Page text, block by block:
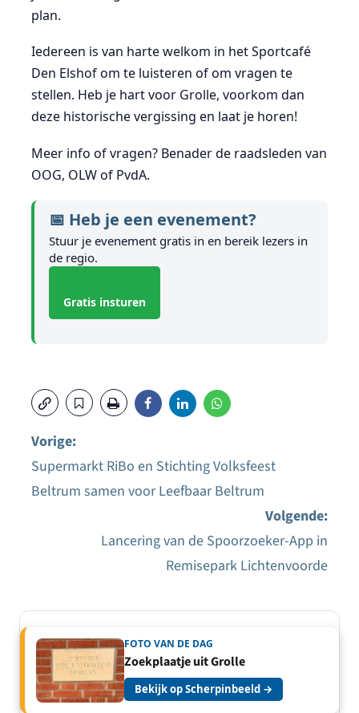
plan.
Iedereen is van harte welkom in het Sportcafé
Den Elshof om te luisteren of om vragen te
stellen. Heb je hart voor Grolle, voorkom dan
deze historische vergissing en laat je horen!
Meer info of vragen? Benader de raadsleden van
OOG, OLW of PvdA.
📅 Heb je een evenement?
Stuur je evenement gratis in en bereik lezers in
de regio.
Gratis insturen
Bericht
Vorige:
Supermarkt RiBo en Stichting Volksfeest
Beltrum samen voor Leefbaar Beltrum
Volgende:
Lancering van de Spoorzoeker-App in
Remisepark Lichtenvoorde
FOTO VAN DE DAG
Zoekplaatje uit Grolle
Bekijk op Scherpinbeeld →